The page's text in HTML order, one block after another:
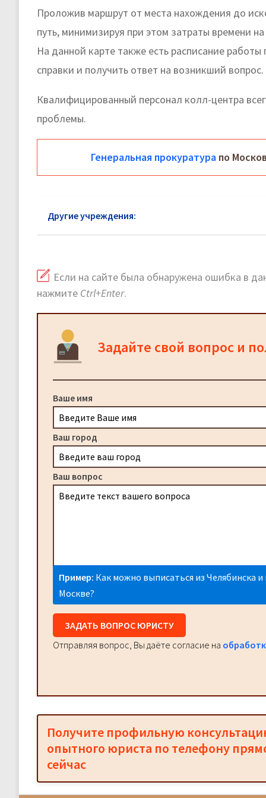
Проложив маршрут от места нахождения до
путь, минимизируя при этом затраты времени
На данной карте также есть расписание
справки и получить ответ на возникший вопрос.
Квалифицированный персонал колл-центра
проблемы.
Генеральная прокуратура по
Другие учреждения:
Если на сайте была обнаружена ошибка в
нажмите Ctrl+Enter.
Задайте свой вопрос и
Ваше имя
Ваш город
Ваш вопрос
Пример: Как можно выписаться из Челябинска
Москве?
ЗАДАТЬ ВОПРОС ЮРИСТУ
Отправляя вопрос, Вы даёте согласие на
Получите профильную
опытного юриста по телефону
сейчас